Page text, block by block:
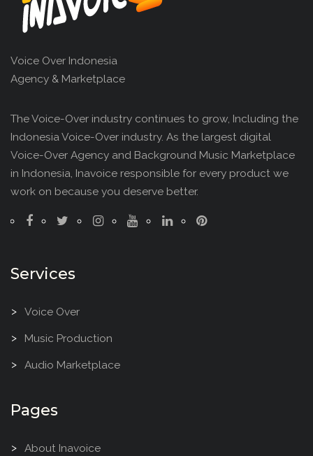
Voice Over Indonesia
Agency & Marketplace
The Voice-Over industry continues to grow, Including the
Indonesia Voice-Over industry. As the largest digital
Voice-Over Agency and Background Music Marketplace
in Indonesia, Inavoice responsible for every product we
work on because you deserve better.
Services
Voice Over
Music Production
Audio Marketplace
Pages
About Inavoice